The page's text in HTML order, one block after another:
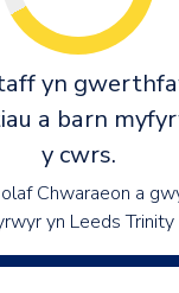
yn
a barn
y cwrs.
Chwaraeon a
yn Leeds